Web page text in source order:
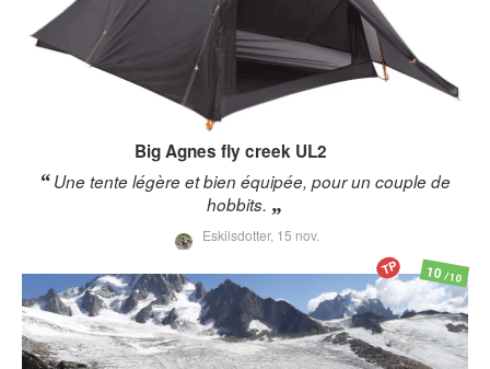
Big Agnes fly creek UL2
Une tente légère et bien équipée, pour un couple de
hobbits.
Eskilsdotter, 15 nov.
10/10
TP